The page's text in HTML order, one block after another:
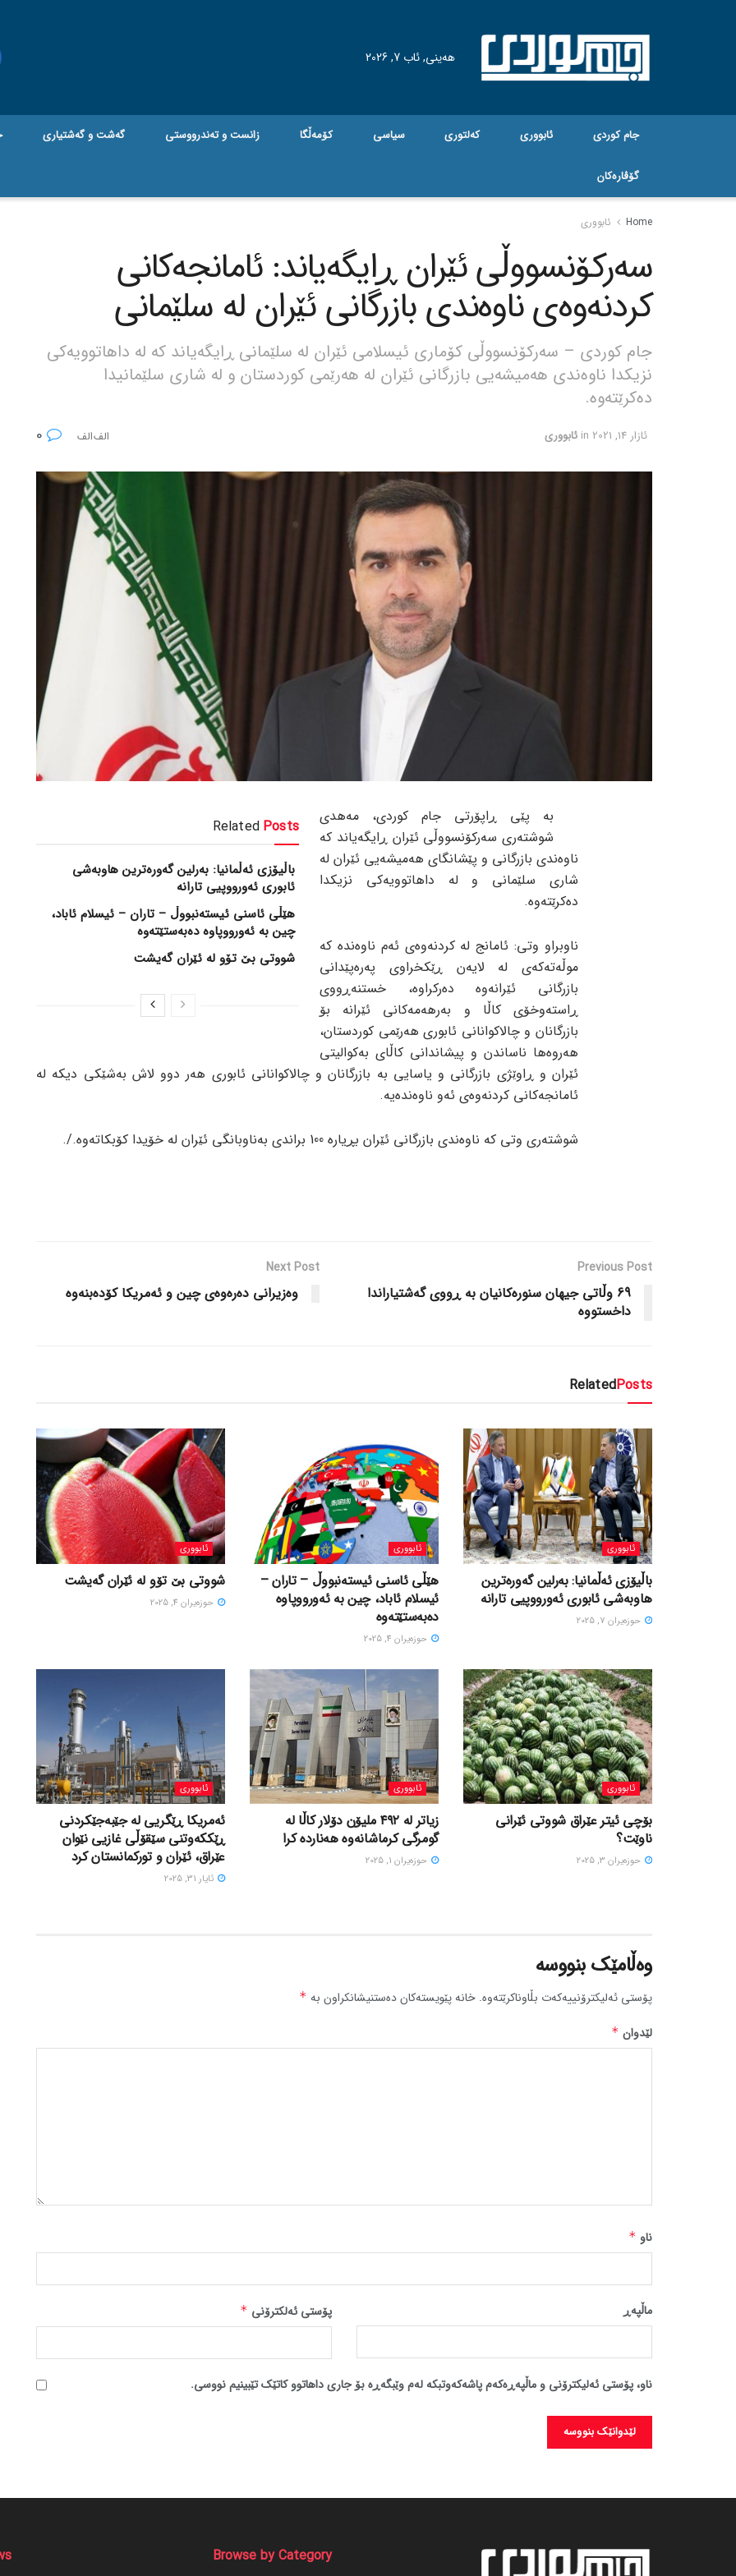
هه‌ینی, ئاب 7, 2026
جام کوردی ئابووری کەلتوری سیاسی کۆمەڵگا زانست و تەندرووستی گه‌شت و گه‌شتیاری
گۆڤاره‌کان
Home ئابووری
سەرکۆنسووڵی ئێران ڕایگەیاند: ئامانجەکانی
کردنەوەی ناوەندی بازرگانی ئێران لە سلێمانی
جام کوردی – سەرکۆنسووڵی کۆماری ئیسلامی ئێران لە سلێمانی ڕایگەیاند کە لە داهاتوویەکی
نزیکدا ناوەندی هەمیشەیی بازرگانی ئێران لە هەرێمی کوردستان و لە شاری سلێمانیدا
دەکرێتەوە.
ئازار 14, 2021 in ئابووری
Related Posts
باڵیۆزی ئەڵمانیا: بەرلین گەورەترین هاوبەشی
ئابوری ئەورووپیی تارانە
هێڵی ئاسنی ئیستەنبووڵ – تاران – ئیسلام ئاباد،
چین بە ئەورووپاوە دەبەستێتەوە
شووتی بێ تۆو لە ئێران گەیشت
بە پێی ڕاپۆرتی جام کوردی، مەهدی
شوشتەری سەرکۆنسووڵی ئێران ڕایگەیاند کە
ناوەندی بازرگانی و پێشانگای هەمیشەیی ئێران لە
شاری سلێمانی و لە داهاتوویەکی نزیکدا
دەکرێتەوە.
ناوبراو وتی: ئامانج لە کردنەوەی ئەم ناوەندە کە
موڵەتەکەی لە لایەن ڕێکخراوی پەرەپێدانی
بازرگانی ئێرانەوە دەرکراوە، خستنەڕووی
ڕاستەوخۆی کاڵا و بەرهەمەکانی ئێرانە بۆ
بازرگانان و چالاکوانانی ئابوری هەرێمی کوردستان،
هەروەها ناساندن و پیشاندانی کاڵای بەکوالیتی
ئێران و ڕاوێژی بازرگانی و یاسایی بە بازرگانان و چالاکوانانی ئابوری هەر دوو لاش بەشێکی دیکە لە
ئامانجەکانی کردنەوەی ئەو ناوەندەیە.
شوشتەری وتی کە ناوەندی بازرگانی ئێران بڕیارە 100 براندی بەناوبانگی ئێران لە خۆیدا کۆبکاتەوە./.
Previous Post
69 وڵاتی جیهان سنورەکانیان بە ڕووی گەشتیاراندا
داخستووە
Next Post
وەزیرانی دەرەوەی چین و ئەمریکا کۆدەبنەوە
RelatedPosts
ئابووری
باڵیۆزی ئەڵمانیا: بەرلین گەورەترین
هاوبەشی ئابوری ئەورووپیی تارانە
حوزه‌یران 7, 2025
ئابووری
هێڵی ئاسنی ئیستەنبووڵ – تاران –
ئیسلام ئاباد، چین بە ئەورووپاوە
دەبەستێتەوە
حوزه‌یران 4, 2025
ئابووری
شووتی بێ تۆو لە ئێران گەیشت
حوزه‌یران 4, 2025
ئابووری
بۆچی ئیتر عێراق شووتی ئێرانی
ناوێت؟
حوزه‌یران 3, 2025
ئابووری
زیاتر لە ٤٩٢ ملیۆن دۆلار کاڵا لە
گومرگی کرماشانەوە هەناردە کرا
حوزه‌یران 1, 2025
ئابووری
ئەمریکا ڕێگریی لە جێبەجێکردنی
ڕێککەوتنی سێقۆڵی غازیی نێوان
عێراق، ئێران و تورکمانستان کرد
ئایار 31, 2025
وەڵامێک بنووسە
پۆستی ئەلیکترۆنییەکەت بڵاوناکرێتەوە. خانە پێویستەکان دەستنیشانکراون بە *
لێدوان *
ناو *
پۆستی ئەلکترۆنی * ماڵپه‌ڕ
ناو، پۆستی ئەلیکترۆنی و ماڵپەڕەکەم پاشەکەوتبکە لەم وێبگەڕە بۆ جاری داهاتوو کاتێک تێبینیم نووسی.
Browse by Category